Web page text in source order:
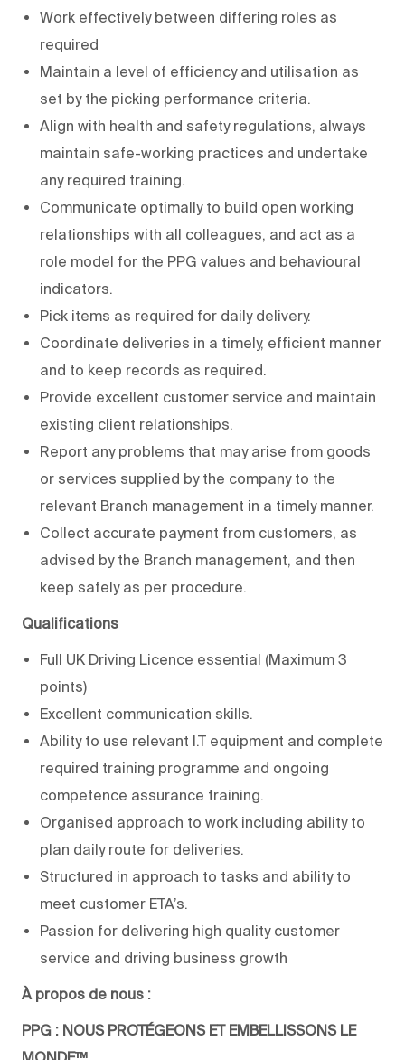
Work effectively between differing roles as
required
Maintain a level of efficiency and utilisation as
set by the picking performance criteria.
Align with health and safety regulations, always
maintain safe-working practices and undertake
any required training.
Communicate optimally to build open working
relationships with all colleagues, and act as a
role model for the PPG values and behavioural
indicators.
Pick items as required for daily delivery.
Coordinate deliveries in a timely, efficient manner
and to keep records as required.
Provide excellent customer service and maintain
existing client relationships.
Report any problems that may arise from goods
or services supplied by the company to the
relevant Branch management in a timely manner.
Collect accurate payment from customers, as
advised by the Branch management, and then
keep safely as per procedure.
Qualifications
Full UK Driving Licence essential (Maximum 3
points)
Excellent communication skills.
Ability to use relevant I.T equipment and complete
required training programme and ongoing
competence assurance training.
Organised approach to work including ability to
plan daily route for deliveries.
Structured in approach to tasks and ability to
meet customer ETA’s.
Passion for delivering high quality customer
service and driving business growth
À propos de nous :
PPG : NOUS PROTÉGEONS ET EMBELLISSONS LE